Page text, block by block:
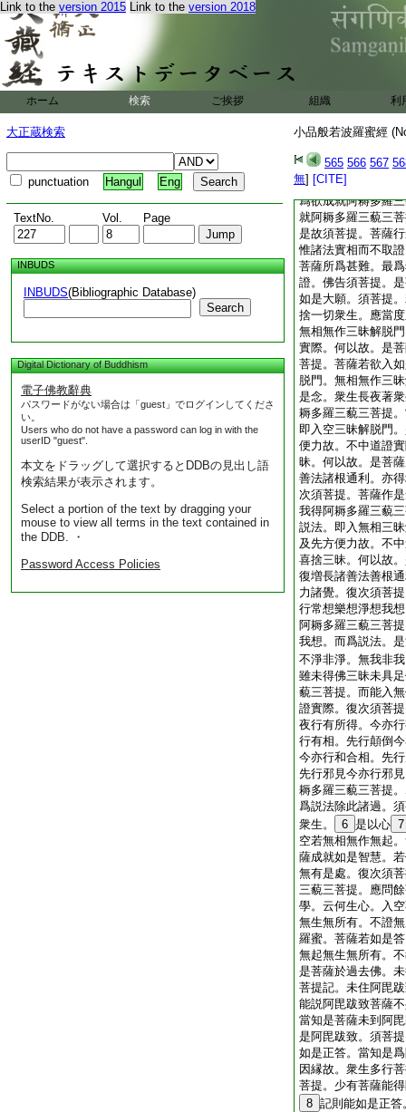
Link to the version 2015 Link to the version 2018
ホーム 検索 ご挨拶 組織 利
大正蔵検索
punctuation Hangul Eng
TextNo. Vol. Page
INBUDS
INBUDS(Bibliographic Database)
Search
Digital Dictionary of Buddhism
電子佛教辭典
パスワードがない場合は「guest」でログインしてくださ
い。
Users who do not have a password can log in with the
userID "guest".
本文をドラッグして選択するとDDBの見出し語
検索結果が表示されます。
Select a portion of the text by dragging your
mouse to view all terms in the text contained in
the DDB. ・
Password Access Policies
小品般若波羅蜜經
565 566 567
無] [CITE]
持器仗精鋭。彼諸
敢能自必安隱無患
縁一切衆生。繋心
使法。過諸魔及助
空而不墮落行於虚
作學無作。未具足
作。譬如工射之人
相拄。隨意久近能
行般若波羅蜜。方
爲欲成就阿耨多羅
就阿耨多羅三藐三
是故須菩提。菩薩
惟諸法實相而不取
菩薩所爲甚難。最
證。佛告須菩提。
如是大願。須菩提
捨一切衆生。應當
無相無作三昧解脱
實際。何以故。是
菩提。菩薩若欲入
脱門。無相無作三
是念。衆生長夜著
耨多羅三藐三菩提
即入空三昧解脱門
便力故。不中道證
昧。何以故。是菩
善法諸根通利。亦
次須菩提。菩薩作
我得阿耨多羅三藐
説法。即入無相三
及先方便力故。不
喜捨三昧。何以故
復増長諸善法善根
力諸覺。復次須菩
行常想樂想淨想我
阿耨多羅三藐三菩
我想。而爲説法。
不淨非淨。無我非
雖未得佛三昧未具
藐三菩提。而能入
證實際。復次須菩
夜行有所得。今亦
行有相。先行顛倒
今亦行和合相。先
先行邪見今亦行邪
耨多羅三藐三菩提
爲説法除此諸過。
衆生。
6 是以心 7
空若無相無作無起
薩成就如是智慧。
無有是處。復次須
三藐三菩提。應問
學。云何生心。入
無生無所有。不證
羅蜜。菩薩若如是
無起無生無所有。
是菩薩於過去佛。
菩提記。未住阿毘
能説阿毘跋致菩薩
當知是菩薩未到阿
是阿毘跋致。須菩
如是正答。當知是
因縁故。衆生多行
菩提。少有菩薩能
8 記則能如是正